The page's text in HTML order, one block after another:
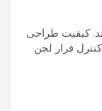
کیفیت طراحی
فرار لجن